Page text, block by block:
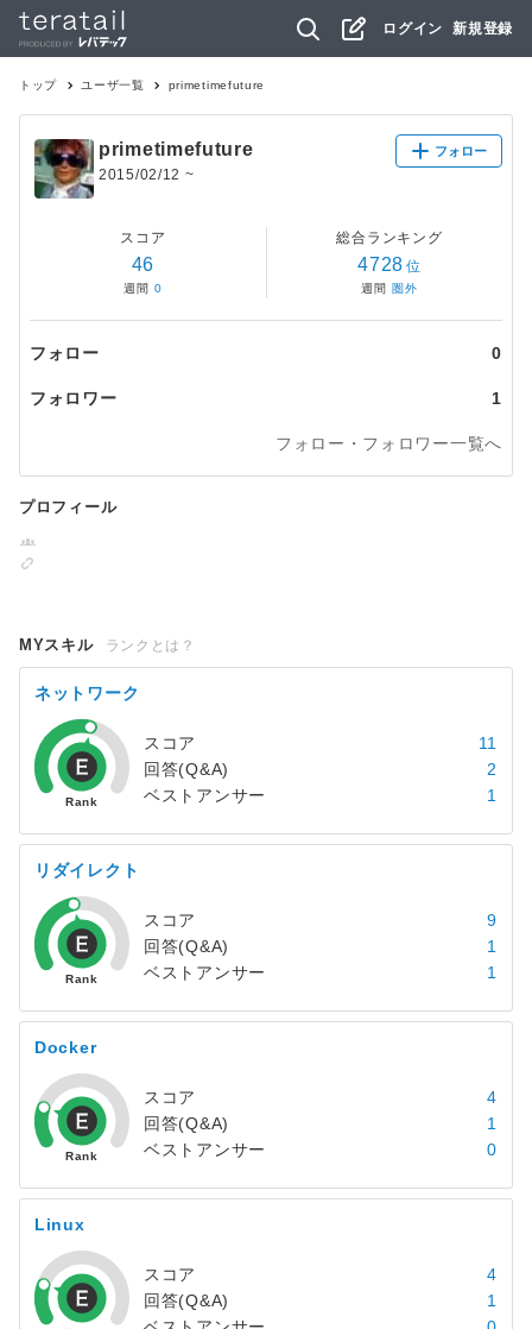
ログイン 新規登録
トップ ユーザ一覧 primetimefuture
primetimefuture
2015/02/12 ~
フォロー
スコア
46
週間 0
総合ランキング
4728 位
週間 圏外
フォロー 0
フォロワー 1
フォロー・フォロワー一覧へ
プロフィール
MYスキル ランクとは？
ネットワーク
スコア
11
回答(Q&A)
2
ベストアンサー
1
リダイレクト
スコア
9
回答(Q&A)
1
ベストアンサー
1
Docker
スコア
4
回答(Q&A)
1
ベストアンサー
0
Linux
スコア
4
回答(Q&A)
1